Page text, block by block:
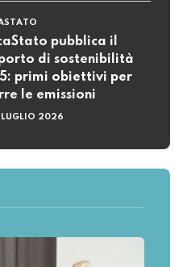
pubblica il
di sostenibilità
primi obiettivi per
le emissioni
LUGLIO 2026